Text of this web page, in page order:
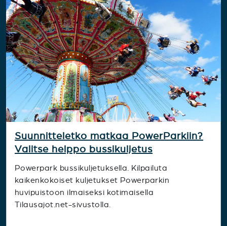
Suunnitteletko matkaa PowerParkiin?
Valitse helppo bussikuljetus
Powerpark bussikuljetuksella. Kilpailuta
kaikenkokoiset kuljetukset Powerparkin
huvipuistoon ilmaiseksi kotimaisella
Tilausajot.net-sivustolla.